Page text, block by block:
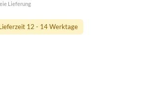
Lieferung
12 - 14 Werktage